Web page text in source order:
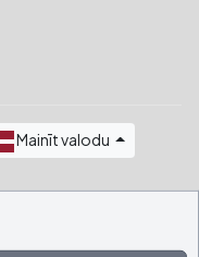
Mainīt valodu